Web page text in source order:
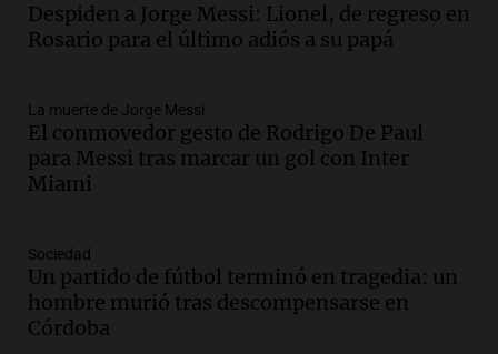
Audio.Messi llegará esta noche a
Rosario para acompañar a su familia
Episodios
Audio.Ley de Propiedad Privada: el revés
en el Congreso expuso una debilidad
comunicacional del Gobierno
Episodios
Audio.Casabindo se prepara para una
celebración única: 30.000 turistas y el
tradicional Toreo de la Vincha
Despiden a Jorge Messi: Lionel, de regreso en
Rosario para el último adiós a su papá
La muerte de Jorge Messi
El conmovedor gesto de Rodrigo De Paul
para Messi tras marcar un gol con Inter
Miami
Sociedad
Un partido de fútbol terminó en tragedia: un
hombre murió tras descompensarse en
Córdoba